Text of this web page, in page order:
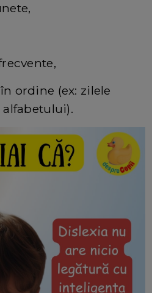
ordine (ex: zilele